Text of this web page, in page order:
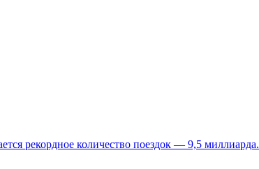
рекордное количество поездок — 9,5 миллиарда.